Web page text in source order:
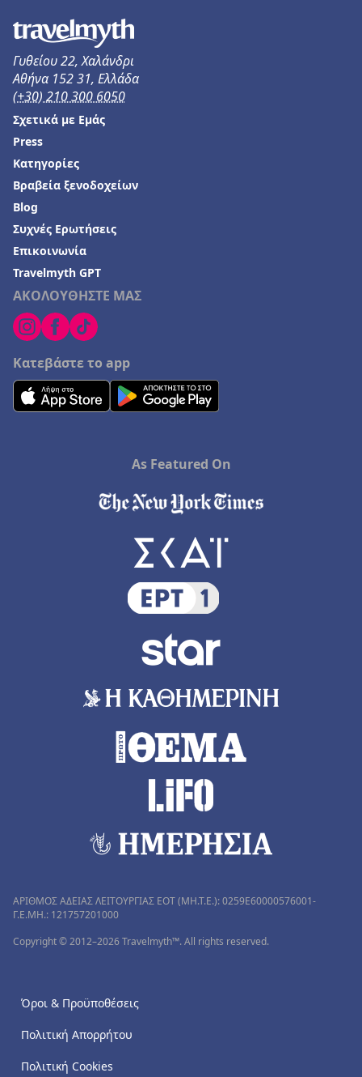
Γυθείου 22, Χαλάνδρι
Αθήνα 152 31, Ελλάδα
(+30) 210 300 6050
ΑΚΟΛΟΥΘΗΣΤΕ ΜΑΣ
Κατεβάστε το app
Σχετικά με Εμάς
Press
Κατηγορίες
Βραβεία ξενοδοχείων
Blog
Συχνές Ερωτήσεις
Επικοινωνία
Travelmyth GPT
As Featured On
ΑΡΙΘΜΟΣ ΑΔΕΙΑΣ ΛΕΙΤΟΥΡΓΙΑΣ ΕΟΤ (MH.T.E.): 0259Ε60000576001-
Γ.Ε.ΜΗ.: 121757201000
Copyright © 2012–2026 Travelmyth™. All rights reserved.
Όροι & Προϋποθέσεις
Πολιτική Απορρήτου
Πολιτική Cookies